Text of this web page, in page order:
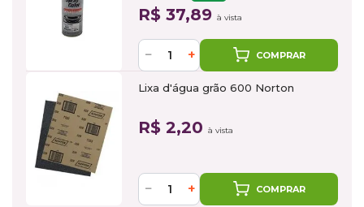
R$ 37,89 à vista
− + COMPRAR
Lixa d'água grão 600 Norton
R$ 2,20 à vista
− + COMPRAR